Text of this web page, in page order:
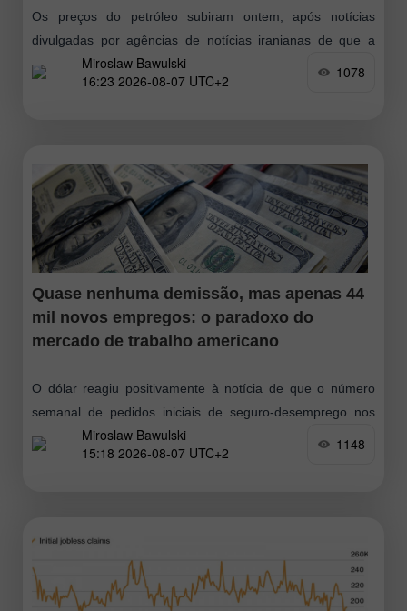
Os preços do petróleo subiram ontem, após notícias
divulgadas por agências de notícias iranianas de que a
República Islâmica realizou ataques contra alvos hostis no
Estreito de Ormuz. Esses movimentos
Miroslaw Bawulski
16:23 2026-08-07 UTC+2
1078
Quase nenhuma demissão, mas apenas 44
mil novos empregos: o paradoxo do
mercado de trabalho americano
O dólar reagiu positivamente à notícia de que o número
semanal de pedidos iniciais de seguro-desemprego nos
EUA totalizou 199.000. O dado da semana anterior foi
revisado para cima
Miroslaw Bawulski
15:18 2026-08-07 UTC+2
1148